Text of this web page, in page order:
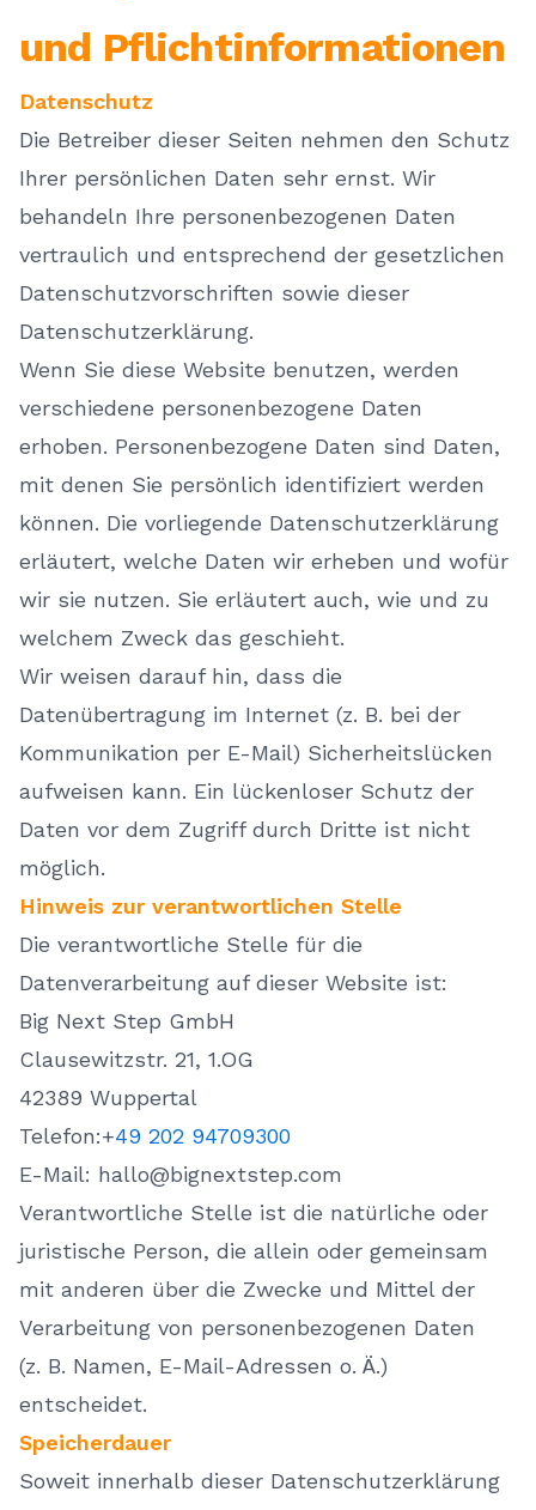
und Pflichtinformationen
Datenschutz
Die Betreiber dieser Seiten nehmen den Schutz
Ihrer persönlichen Daten sehr ernst. Wir
behandeln Ihre personenbezogenen Daten
vertraulich und entsprechend der gesetzlichen
Datenschutzvorschriften sowie dieser
Datenschutzerklärung.
Wenn Sie diese Website benutzen, werden
verschiedene personenbezogene Daten
erhoben. Personenbezogene Daten sind Daten,
mit denen Sie persönlich identifiziert werden
können. Die vorliegende Datenschutzerklärung
erläutert, welche Daten wir erheben und wofür
wir sie nutzen. Sie erläutert auch, wie und zu
welchem Zweck das geschieht.
Wir weisen darauf hin, dass die
Datenübertragung im Internet (z. B. bei der
Kommunikation per E-Mail) Sicherheitslücken
aufweisen kann. Ein lückenloser Schutz der
Daten vor dem Zugriff durch Dritte ist nicht
möglich.
Hinweis zur verantwortlichen Stelle
Die verantwortliche Stelle für die
Datenverarbeitung auf dieser Website ist:
Big Next Step GmbH
Clausewitzstr. 21, 1.OG
42389 Wuppertal
Telefon:+49 202 94709300
E-Mail: hallo@bignextstep.com
Verantwortliche Stelle ist die natürliche oder
juristische Person, die allein oder gemeinsam
mit anderen über die Zwecke und Mittel der
Verarbeitung von personenbezogenen Daten
(z. B. Namen, E-Mail-Adressen o. Ä.)
entscheidet.
Speicherdauer
Soweit innerhalb dieser Datenschutzerklärung